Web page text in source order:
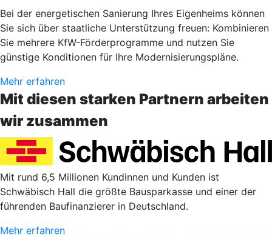
Bei der energetischen Sanierung Ihres Eigenheims können
Sie sich über staatliche Unterstützung freuen: Kombinieren
Sie mehrere KfW-Förderprogramme und nutzen Sie
günstige Konditionen für Ihre Modernisierungspläne.
Mehr erfahren
Mit diesen starken Partnern arbeiten
wir zusammen
Mit rund 6,5 Millionen Kundinnen und Kunden ist
Schwäbisch Hall die größte Bausparkasse und einer der
führenden Baufinanzierer in Deutschland.
Mehr erfahren